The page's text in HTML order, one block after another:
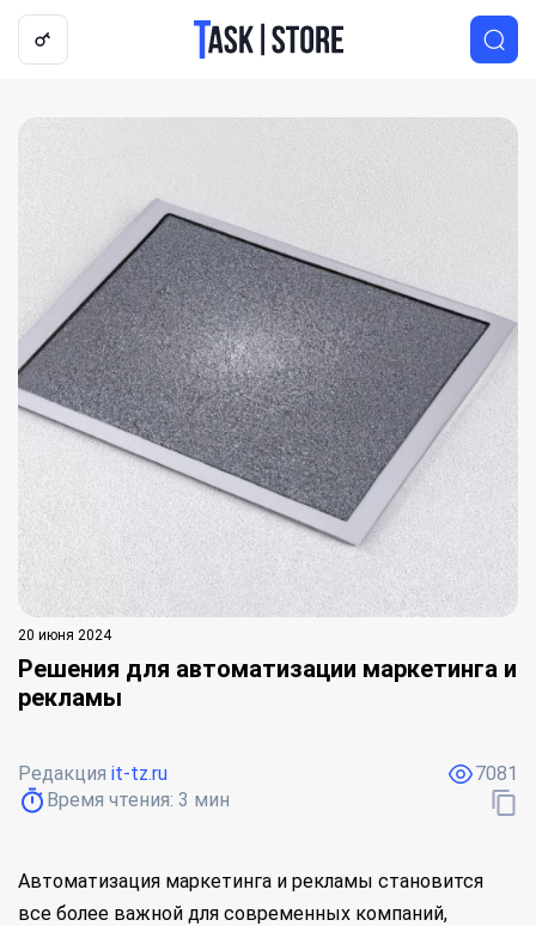
Логотип
20 июня 2024
Решения для автоматизации маркетинга и
рекламы
Редакция it-tz.ru
Время чтения: 3 мин
7081
Автоматизация маркетинга и рекламы становится
все более важной для современных компаний,